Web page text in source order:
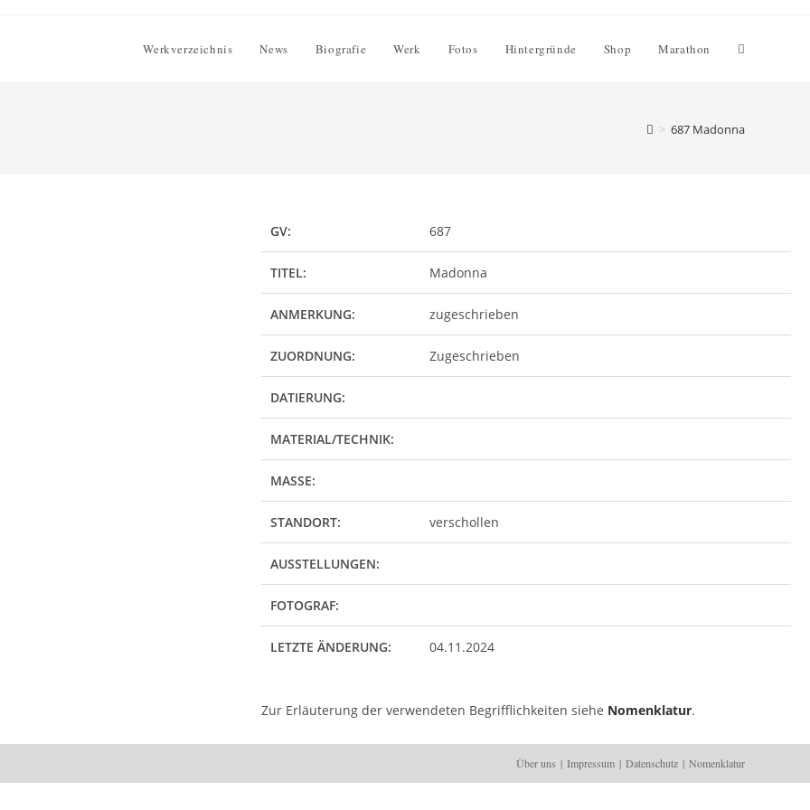
Werkverzeichnis News Biografie Werk Fotos Hintergründe Shop Marathon Website-
> 687 Madonna
GV: 687
TITEL: Madonna
ANMERKUNG: zugeschrieben
ZUORDNUNG: Zugeschrieben
DATIERUNG:
MATERIAL/TECHNIK:
MASSE:
STANDORT: verschollen
AUSSTELLUNGEN:
FOTOGRAF:
LETZTE ÄNDERUNG: 04.11.2024
Zur Erläuterung der verwendeten Begrifflichkeiten siehe Nomenklatur.
Über uns Impressum Datenschutz Nomenklatur